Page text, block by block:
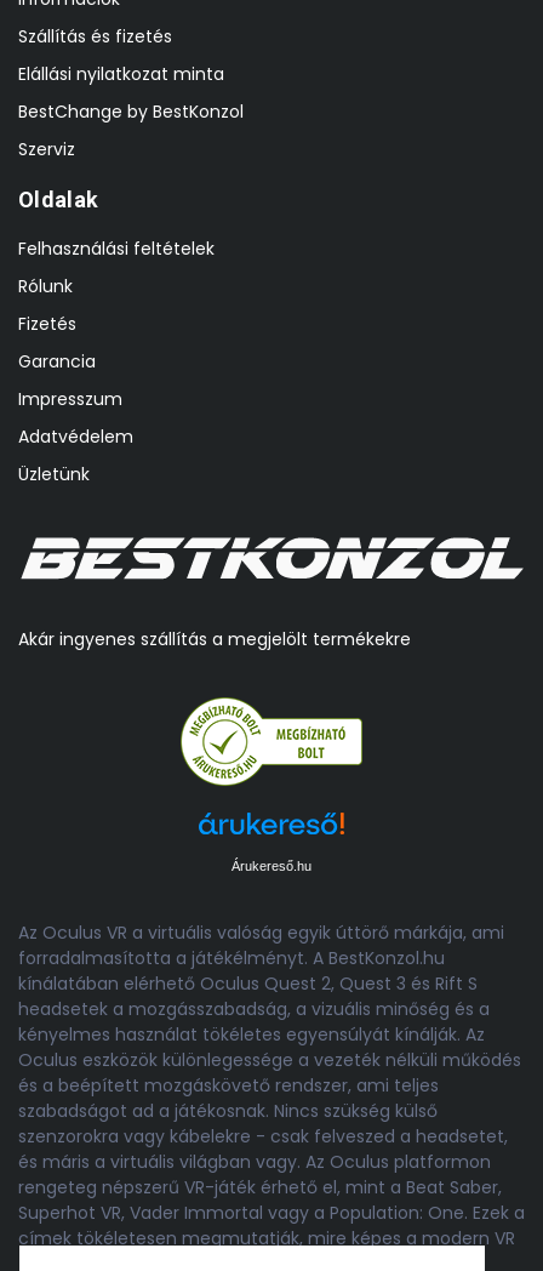
Szállítás és fizetés
Elállási nyilatkozat minta
BestChange by BestKonzol
Szerviz
Oldalak
Felhasználási feltételek
Rólunk
Fizetés
Garancia
Impresszum
Adatvédelem
Üzletünk
Akár ingyenes szállítás a megjelölt termékekre
Árukereső.hu
Az Oculus VR a virtuális valóság egyik úttörő márkája, ami
forradalmasította a játékélményt. A BestKonzol.hu
kínálatában elérhető Oculus Quest 2, Quest 3 és Rift S
headsetek a mozgásszabadság, a vizuális minőség és a
kényelmes használat tökéletes egyensúlyát kínálják. Az
Oculus eszközök különlegessége a vezeték nélküli működés
és a beépített mozgáskövető rendszer, ami teljes
szabadságot ad a játékosnak. Nincs szükség külső
szenzorokra vagy kábelekre - csak felveszed a headsetet,
és máris a virtuális világban vagy. Az Oculus platformon
rengeteg népszerű VR-játék érhető el, mint a Beat Saber,
Superhot VR, Vader Immortal vagy a Population: One. Ezek a
címek tökéletesen megmutatják, mire képes a modern VR